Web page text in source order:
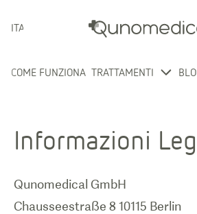
ITALIANO
COME FUNZIONA TRATTAMENTI
Informazioni
Qunomedical GmbH
Chausseestraße 8 10115 Berlin